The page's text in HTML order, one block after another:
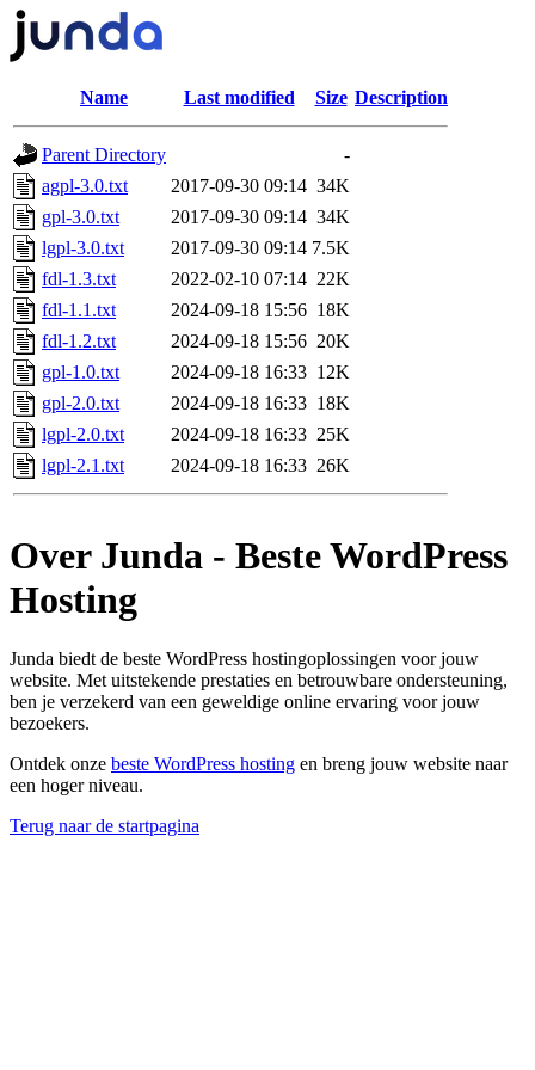
Name Last modified Size Description
Parent Directory
-
agpl-3.0.txt
2017-09-30 09:14 34K
gpl-3.0.txt
2017-09-30 09:14 34K
lgpl-3.0.txt
2017-09-30 09:14 7.5K
fdl-1.3.txt
2022-02-10 07:14 22K
fdl-1.1.txt
2024-09-18 15:56 18K
fdl-1.2.txt
2024-09-18 15:56 20K
gpl-1.0.txt
2024-09-18 16:33 12K
gpl-2.0.txt
2024-09-18 16:33 18K
lgpl-2.0.txt
2024-09-18 16:33 25K
lgpl-2.1.txt
2024-09-18 16:33 26K
Over Junda - Beste WordPress
Hosting
Junda biedt de beste WordPress hostingoplossingen voor jouw
website. Met uitstekende prestaties en betrouwbare ondersteuning,
ben je verzekerd van een geweldige online ervaring voor jouw
bezoekers.
Ontdek onze beste WordPress hosting en breng jouw website naar
een hoger niveau.
Terug naar de startpagina